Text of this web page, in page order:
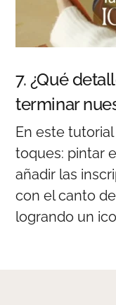
7. ¿Qué
terminar
En este
toques: pintar
añadir las
con el canto
logrando un